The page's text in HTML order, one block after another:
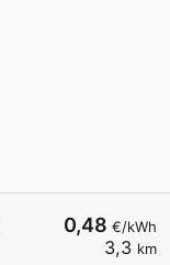
0,48 €/kWh
3,3 km